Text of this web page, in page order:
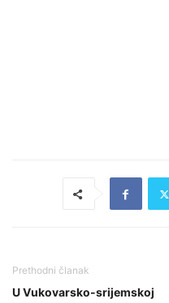
Prethodni članak
U Vukovarsko-srijemskoj